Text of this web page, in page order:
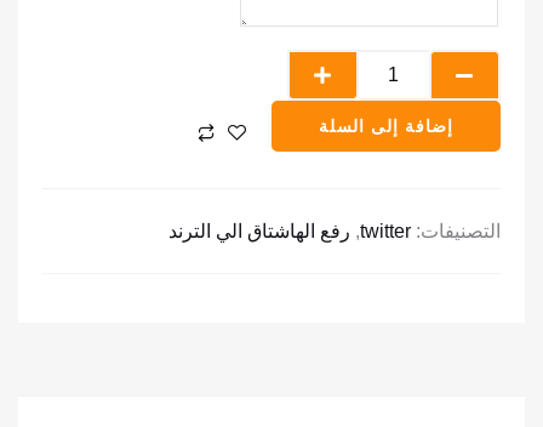
إضافة إلى السلة
التصنيفات: twitter
, رفع الهاشتاق الي الترند